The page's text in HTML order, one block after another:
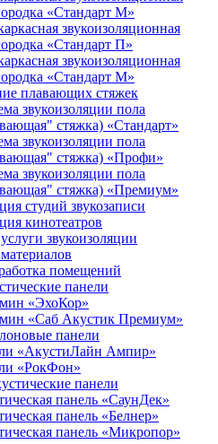
«Стандарт М»
звукоизоляционная
«Стандарт П»
звукоизоляционная
«Стандарт М»
плавающих стяжек
звукоизоляции пола
стяжка) «Стандарт»
звукоизоляции пола
стяжка) «Профи»
звукоизоляции пола
стяжка) «Премиум»
студий звукозаписи
кинотеатров
звукоизоляции
помещений
панели
«ЭхоКор»
«Саб Акустик Премиум»
панели
«АкустиЛайн Ампир»
«РокФон»
панели
панель «СаунДек»
панель «Белнер»
панель «Микропор»